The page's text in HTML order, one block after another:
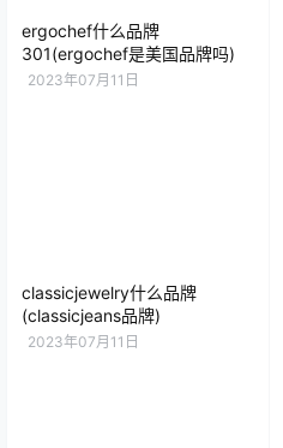
ergochef什么品牌
301(ergochef是美国品牌吗)
2023年07月11日
classicjewelry什么品牌
(classicjeans品牌)
2023年07月11日